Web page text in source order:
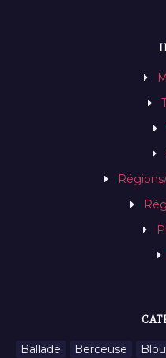
Ballade Berceuse